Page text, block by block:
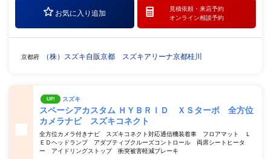
お気に入り追加
見積依頼・ 来店予約
オンライン相談予約
京都府 （株）スズキ自販京都 スズキアリーナ京都桂川
UP! スズキ
スペーシアカスタム ＨＹＢＲＩＤ ＸＳターボ 全方位
カメラナビ スズキコネクト
全方位カメラ付きナビ スズキコネクト対応通信機装着車 フロアマット Ｌ
ＥＤヘッドランプ アダプティブクルーズコントロール 両席シートヒータ
ー アイドリングストップ 衝突被害軽減ブレーキ